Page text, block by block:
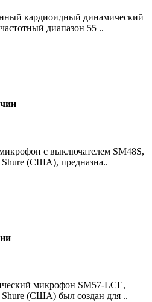
кардиоидный динамический
диапазон 55 ..
с выключателем SM48S,
(США), предназна..
микрофон SM57-LCE,
(США) был создан для ..